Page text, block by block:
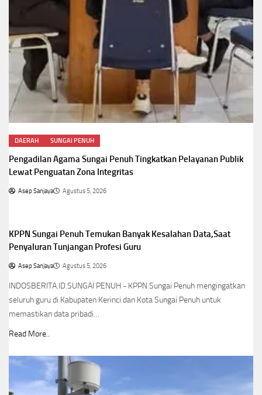
DAERAH SUNGAI PENUH
Pengadilan Agama Sungai Penuh Tingkatkan Pelayanan Publik
Lewat Penguatan Zona Integritas
Asep Sanjaya Agustus 5, 2026
KPPN Sungai Penuh Temukan Banyak Kesalahan Data,Saat
Penyaluran Tunjangan Profesi Guru
Asep Sanjaya Agustus 5, 2026
INDOSBERITA.ID.SUNGAI PENUH - KPPN Sungai Penuh mengingatkan
seluruh guru di Kabupaten Kerinci dan Kota Sungai Penuh untuk
memastikan data pribadi…
Read More..